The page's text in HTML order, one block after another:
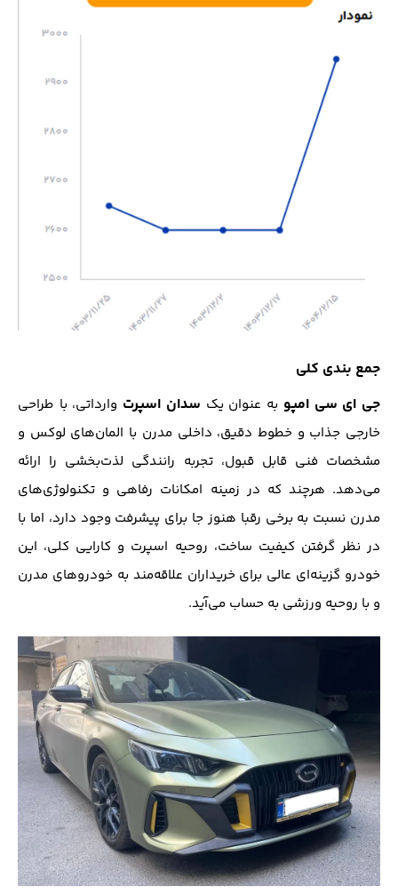
جمع بندی کلی
جی ای سی امپو به عنوان یک سدان اسپرت وارداتی، با طراحی
خارجی جذاب و خطوط دقیق، داخلی مدرن با المان‌های لوکس و
مشخصات فنی قابل قبول، تجربه رانندگی لذت‌بخشی را ارائه
می‌دهد. هرچند که در زمینه امکانات رفاهی و تکنولوژی‌های
مدرن نسبت به برخی رقبا هنوز جا برای پیشرفت وجود دارد، اما با
در نظر گرفتن کیفیت ساخت، روحیه اسپرت و کارایی کلی، این
خودرو گزینه‌ای عالی برای خریداران علاقه‌مند به خودروهای مدرن
و با روحیه ورزشی به حساب می‌آید.